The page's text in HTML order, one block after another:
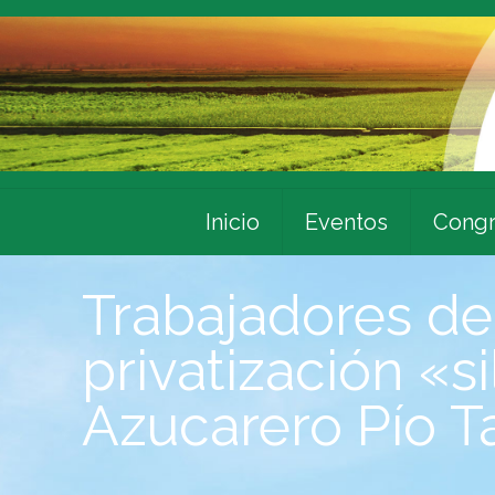
Inicio Eventos
Trabajadores
privatización
Azucarero Pío